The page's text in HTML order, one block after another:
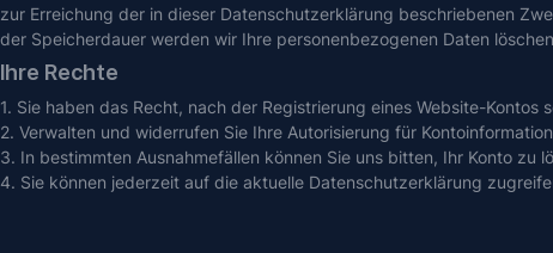
zur Erreichung der in dieser Datenschutzerklärung beschriebenen
der Speicherdauer werden wir Ihre personenbezogenen Daten
Ihre Rechte
1. Sie haben das Recht, nach der Registrierung eines Website-
2. Verwalten und widerrufen Sie Ihre Autorisierung für
3. In bestimmten Ausnahmefällen können Sie uns bitten, Ihr Konto zu
4. Sie können jederzeit auf die aktuelle Datenschutzerklärung